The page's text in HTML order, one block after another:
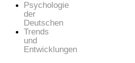
Psychologie
der
Deutschen
Trends
und
Entwicklungen